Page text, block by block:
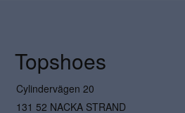
Topshoes
Cylindervägen 20
131 52 NACKA STRAND